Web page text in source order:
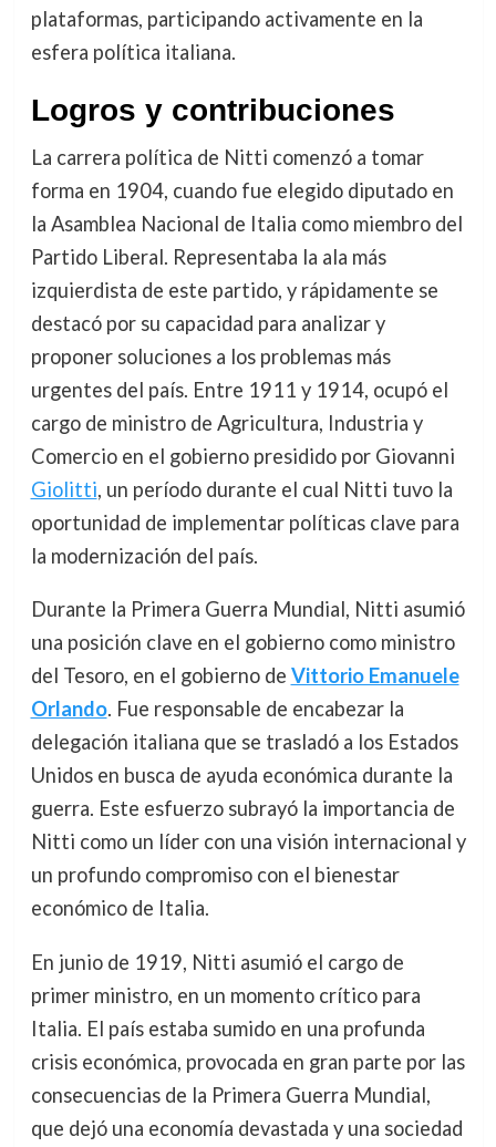
plataformas, participando activamente en la
esfera política italiana.
Logros y contribuciones
La carrera política de Nitti comenzó a tomar
forma en 1904, cuando fue elegido diputado en
la Asamblea Nacional de Italia como miembro del
Partido Liberal. Representaba la ala más
izquierdista de este partido, y rápidamente se
destacó por su capacidad para analizar y
proponer soluciones a los problemas más
urgentes del país. Entre 1911 y 1914, ocupó el
cargo de ministro de Agricultura, Industria y
Comercio en el gobierno presidido por Giovanni
Giolitti, un período durante el cual Nitti tuvo la
oportunidad de implementar políticas clave para
la modernización del país.
Durante la Primera Guerra Mundial, Nitti asumió
una posición clave en el gobierno como ministro
del Tesoro, en el gobierno de Vittorio Emanuele
Orlando. Fue responsable de encabezar la
delegación italiana que se trasladó a los Estados
Unidos en busca de ayuda económica durante la
guerra. Este esfuerzo subrayó la importancia de
Nitti como un líder con una visión internacional y
un profundo compromiso con el bienestar
económico de Italia.
En junio de 1919, Nitti asumió el cargo de
primer ministro, en un momento crítico para
Italia. El país estaba sumido en una profunda
crisis económica, provocada en gran parte por las
consecuencias de la Primera Guerra Mundial,
que dejó una economía devastada y una sociedad